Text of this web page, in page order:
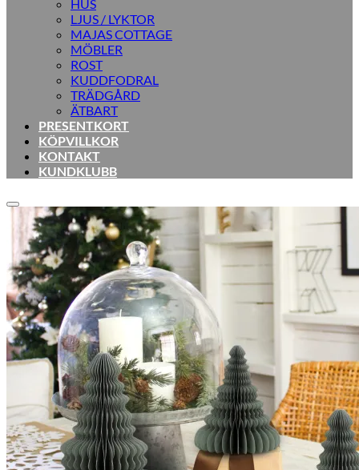
HUS
LJUS / LYKTOR
MAJAS COTTAGE
MÖBLER
ROST
KUDDFODRAL
TRÄDGÅRD
ÄTBART
PRESENTKORT
KÖPVILLKOR
KONTAKT
KUNDKLUBB